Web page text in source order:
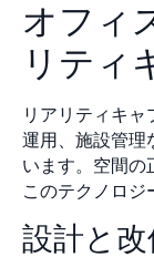
オフィ
リティ
リアリティキャ
運用、施設管理
います。空間の
このテクノロジ
設計と改